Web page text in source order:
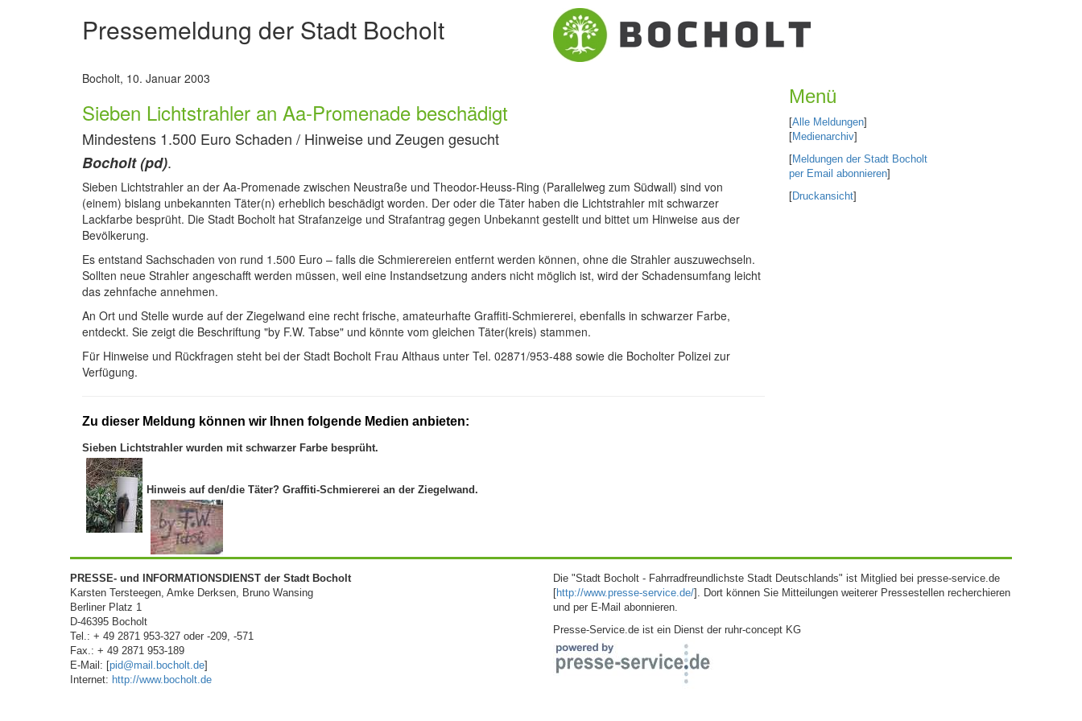
Pressemeldung der Stadt Bocholt
Bocholt, 10. Januar 2003
Sieben Lichtstrahler an Aa-Promenade beschädigt
Mindestens 1.500 Euro Schaden / Hinweise und Zeugen gesucht
Bocholt (pd).
Sieben Lichtstrahler an der Aa-Promenade zwischen Neustraße und Theodor-Heuss-Ring (Parallelweg zum Südwall) sind von
(einem) bislang unbekannten Täter(n) erheblich beschädigt worden. Der oder die Täter haben die Lichtstrahler mit schwarzer
Lackfarbe besprüht. Die Stadt Bocholt hat Strafanzeige und Strafantrag gegen Unbekannt gestellt und bittet um Hinweise aus der
Bevölkerung.
Es entstand Sachschaden von rund 1.500 Euro – falls die Schmierereien entfernt werden können, ohne die Strahler auszuwechseln.
Sollten neue Strahler angeschafft werden müssen, weil eine Instandsetzung anders nicht möglich ist, wird der Schadensumfang leicht
das zehnfache annehmen.
An Ort und Stelle wurde auf der Ziegelwand eine recht frische, amateurhafte Graffiti-Schmiererei, ebenfalls in schwarzer Farbe,
entdeckt. Sie zeigt die Beschriftung "by F.W. Tabse" und könnte vom gleichen Täter(kreis) stammen.
Für Hinweise und Rückfragen steht bei der Stadt Bocholt Frau Althaus unter Tel. 02871/953-488 sowie die Bocholter Polizei zur
Verfügung.
Zu dieser Meldung können wir Ihnen folgende Medien anbieten:
Sieben Lichtstrahler wurden mit schwarzer Farbe besprüht.
Hinweis auf den/die Täter? Graffiti-Schmiererei an der Ziegelwand.
Menü
[Alle Meldungen]
[Medienarchiv]
[Meldungen der Stadt Bocholt
per Email abonnieren]
[Druckansicht]
PRESSE- und INFORMATIONSDIENST der Stadt Bocholt
Karsten Tersteegen, Amke Derksen, Bruno Wansing
Berliner Platz 1
D-46395 Bocholt
Tel.: + 49 2871 953-327 oder -209, -571
Fax.: + 49 2871 953-189
E-Mail: [pid@mail.bocholt.de]
Internet: http://www.bocholt.de
Die "Stadt Bocholt - Fahrradfreundlichste Stadt Deutschlands" ist Mitglied bei presse-service.de
[http://www.presse-service.de/]. Dort können Sie Mitteilungen weiterer Pressestellen recherchieren
und per E-Mail abonnieren.
Presse-Service.de ist ein Dienst der ruhr-concept KG